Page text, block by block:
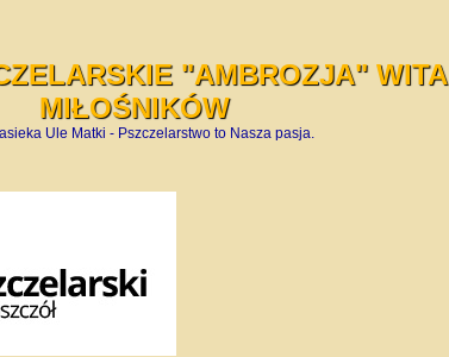
"AMBROZJA" WITA
MIŁOŚNIKÓW
Ule Matki - Pszczelarstwo to Nasza pasja.